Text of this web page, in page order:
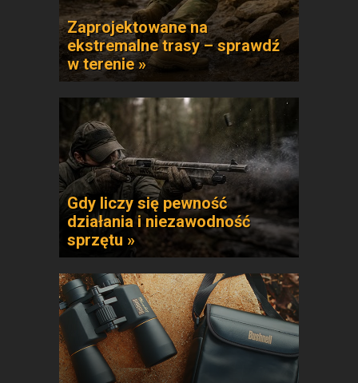
Zaprojektowane na
ekstremalne trasy – sprawdź
w terenie »
Gdy liczy się pewność
działania i niezawodność
sprzętu »